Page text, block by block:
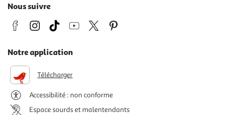
Nous suivre
Notre application
Télécharger
Accessibilité : non conforme
Espace sourds et malentendants